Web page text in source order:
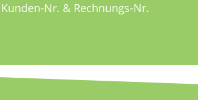
Kunden-Nr. & Rechnungs-Nr.